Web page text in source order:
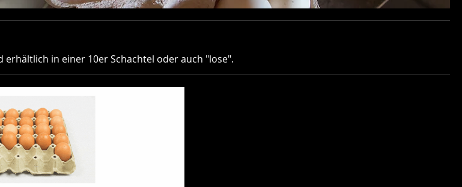
erhältlich in einer 10er Schachtel oder auch "lose".